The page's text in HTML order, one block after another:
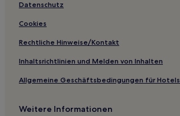
Haustierfreundliche in Fort Myers Beach
Haustierfreundliche in Fort Myers
Hotels mit Küchenzeile in Fort Myers
Golf in Fort Myers
Günstige in Fort Myers
Datenschutz
Cookies
Rechtliche Hinweise/Kontakt
Inhaltsrichtlinien und Melden von Inhalten
Allgemeine Geschäftsbedingungen für
Weitere Informationen